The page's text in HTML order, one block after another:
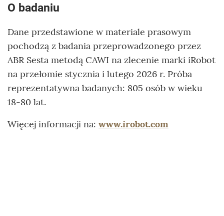
O badaniu
Dane przedstawione w materiale prasowym
pochodzą z badania przeprowadzonego przez
ABR Sesta metodą CAWI na zlecenie marki iRobot
na przełomie stycznia i lutego 2026 r. Próba
reprezentatywna badanych: 805 osób w wieku
18-80 lat.
Więcej informacji na: www.irobot.com